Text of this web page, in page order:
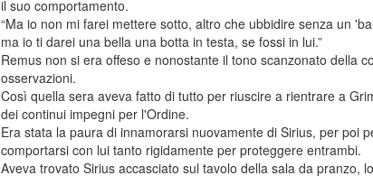
il suo comportamento.
“Ma io non mi farei mettere sotto, altro che ubbidire senza un
ma io ti darei una bella una botta in testa, se fossi in lui.”
Remus non si era offeso e nonostante il tono scanzonato della
osservazioni.
Così quella sera aveva fatto di tutto per riuscire a rientrare a
dei continui impegni per l'Ordine.
Era stata la paura di innamorarsi nuovamente di Sirius, per
comportarsi con lui tanto rigidamente per proteggere entrambi.
Aveva trovato Sirius accasciato sul tavolo della sala da